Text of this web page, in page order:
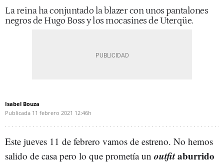
La reina ha conjuntado la blazer con unos pantalones
negros de Hugo Boss y los mocasines de Uterqüe.
Isabel Bouza
Publicada 11 febrero 2021 12:46h
Este jueves 11 de febrero vamos de estreno. No hemos
salido de casa pero lo que prometía un outfitaburrido